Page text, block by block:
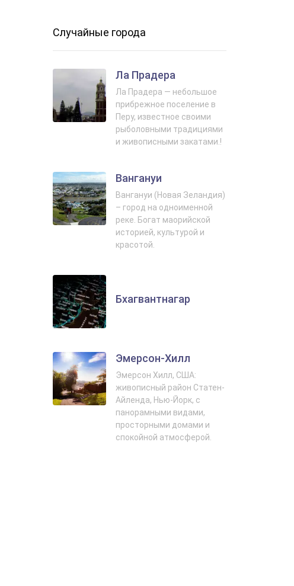
Случайные города
Ла Прадера
Ла Прадера — небольшое
прибрежное поселение в
Перу, известное своими
рыболовными традициями
и живописными закатами.!
Вангануи
Вангануи (Новая Зеландия)
– город на одноименной
реке. Богат маорийской
историей, культурой и
красотой.
Бхагвантнагар
Эмерсон‑Хилл
Эмерсон Хилл, США:
живописный район Статен-
Айленда, Нью-Йорк, с
панорамными видами,
просторными домами и
спокойной атмосферой.